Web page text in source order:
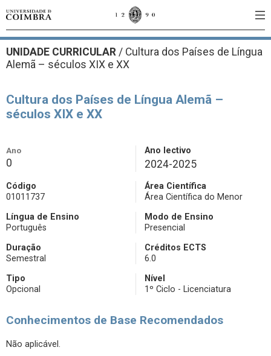
UNIDADE CURRICULAR / Cultura dos Países de Língua
Alemã – séculos XIX e XX
Cultura dos Países de Língua Alemã –
séculos XIX e XX
Ano
0
Ano lectivo
2024-2025
Código
01011737
Área Científica
Área Científica do Menor
Língua de Ensino
Português
Modo de Ensino
Presencial
Duração
Semestral
Créditos ECTS
6.0
Tipo
Opcional
Nível
1º Ciclo - Licenciatura
Conhecimentos de Base Recomendados
Não aplicável.